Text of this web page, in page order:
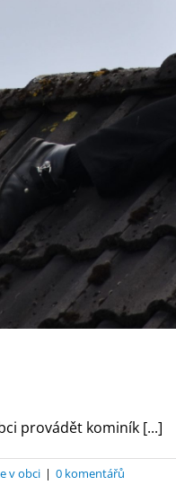
provádět kominík [...]
v obci | 0 komentářů